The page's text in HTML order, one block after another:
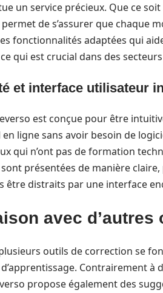
un service précieux. Que ce
de s’assurer que chaque
fonctionnalités adaptées qui
qui est crucial dans des
et interface utilisateur
est conçue pour être
en ligne sans avoir besoin de
qui n’ont pas de formation
présentées de manière
être distraits par une interface
avec
outils de correction se
Contrairement
propose également des